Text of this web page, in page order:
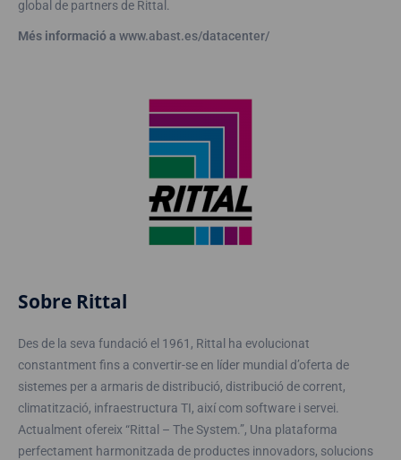
global de partners de Rittal.
Més informació a www.abast.es/datacenter/
Sobre Rittal
Des de la seva fundació el 1961, Rittal ha evolucionat
constantment fins a convertir-se en líder mundial d’oferta de
sistemes per a armaris de distribució, distribució de corrent,
climatització, infraestructura TI, així com software i servei.
Actualment ofereix “Rittal – The System.”, Una plataforma
perfectament harmonitzada de productes innovadors, solucions